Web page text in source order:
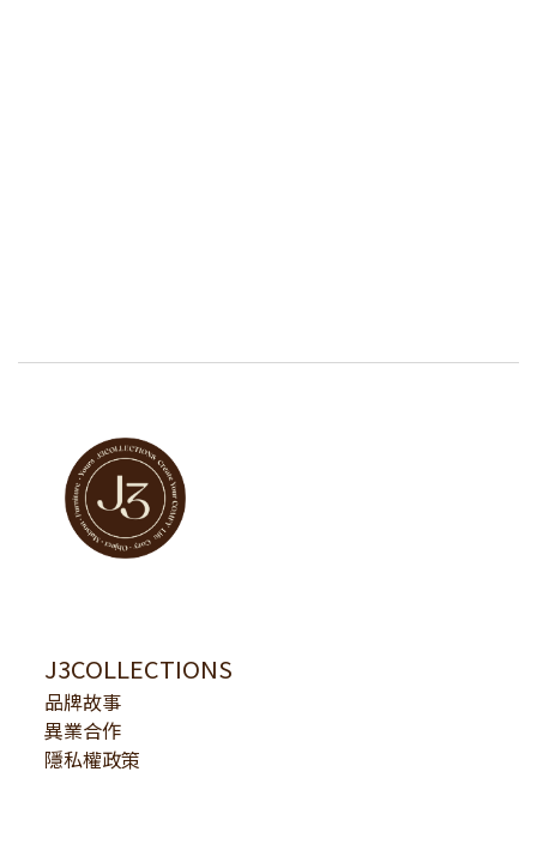
J3COLLECTIONS
品牌故事
異業合作
隱私權政策